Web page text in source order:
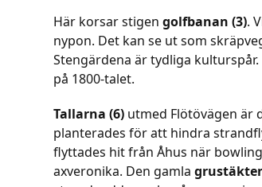
Här korsar stigengolfbanan (3).
nypon. Det kan se ut som
Stengärdena är tydliga
på 1800-talet.
Tallarna (6) utmed Flötövägen är
planterades för att hindra
flyttades hit från Åhus när
axveronika. Den gamla